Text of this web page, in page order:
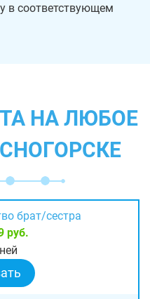
в соответствующем
НА ЛЮБОЕ
брат/сестра
руб.